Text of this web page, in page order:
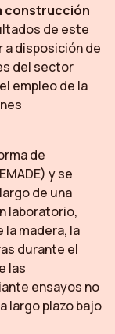
construcción
de este
a disposición de
del sector
empleo de la
de
y se
de una
laboratorio,
madera, la
durante el
las
ensayos no
largo plazo bajo